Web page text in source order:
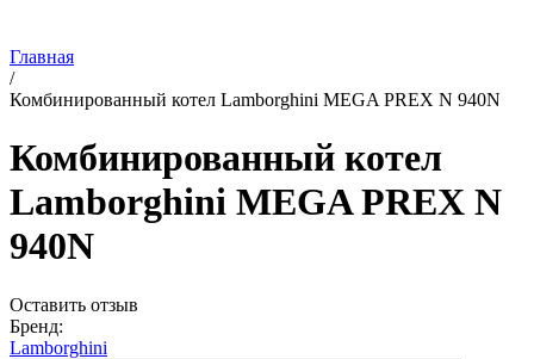
Главная
/
Комбинированный котел Lamborghini MEGA PREX N 940N
Комбинированный котел
Lamborghini MEGA PREX N
940N
Оставить отзыв
Бренд:
Lamborghini